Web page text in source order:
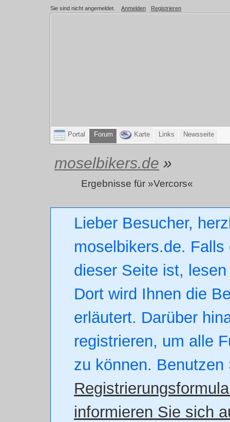
Sie sind nicht angemeldet. Anmelden Registrieren
Portal Forum Karte Links Newsseite
moselbikers.de »
Ergebnisse für »Vercors«
Lieber Besucher,
moselbikers.de.
dieser Seite ist,
Dort wird Ihnen die
erläutert. Darüber
registrieren, um alle
zu können. Benutzen
informieren Sie sich